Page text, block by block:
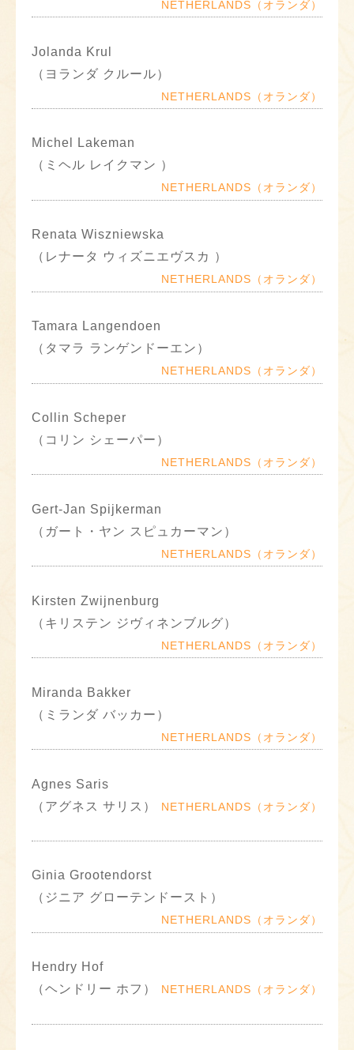
NETHERLANDS（オランダ）
Jolanda Krul
（ヨランダ クルール）
NETHERLANDS（オランダ）
Michel Lakeman
（ミヘル レイクマン ）
NETHERLANDS（オランダ）
Renata Wiszniewska
（レナータ ウィズニエヴスカ ）
NETHERLANDS（オランダ）
Tamara Langendoen
（タマラ ランゲンドーエン）
NETHERLANDS（オランダ）
Collin Scheper
（コリン シェーパー）
NETHERLANDS（オランダ）
Gert-Jan Spijkerman
（ガート・ヤン スピュカーマン）
NETHERLANDS（オランダ）
Kirsten Zwijnenburg
（キリステン ジヴィネンブルグ）
NETHERLANDS（オランダ）
Miranda Bakker
（ミランダ バッカー）
NETHERLANDS（オランダ）
Agnes Saris
（アグネス サリス）
NETHERLANDS（オランダ）
Ginia Grootendorst
（ジニア グローテンドースト）
NETHERLANDS（オランダ）
Hendry Hof
（ヘンドリー ホフ）
NETHERLANDS（オランダ）